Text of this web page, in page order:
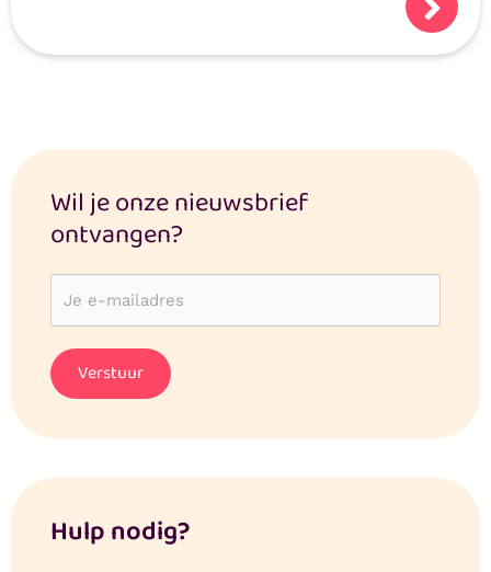
Logisch dat je je afvraagt: hoe veilig zijn
Wil je onze nieuwsbrief
ontvangen?
Hulp nodig?